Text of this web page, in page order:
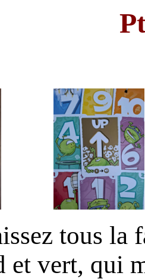
tous la
et vert, qui